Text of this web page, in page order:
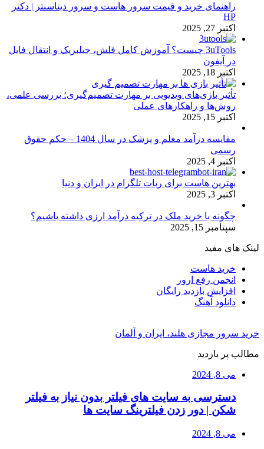
راهنمای خرید و قیمت سرور هاست و سرور دیتاسنتر | دکتر
HP
اکتبر 27, 2025
3uTools چیست؟ آموزش کامل فلش، جیلبریک و انتقال فایل
در آیفون
اکتبر 18, 2025
تأثیر بازی‌های ویدیویی بر مهارت تصمیم‌گیری؛ بررسی علمی،
روش‌ها و راهکارهای عملی
اکتبر 15, 2025
مقایسه درآمد معلم و پزشک در سال 1404 – حکم حقوق
رسمی
اکتبر 4, 2025
بهترین هاست برای ربات تلگرام در ایران و دنیا
اکتبر 3, 2025
چگونه با خرید ملک در ترکیه درآمد ارزی داشته باشیم؟
سپتامبر 15, 2025
لینک های مفید
خرید هاست
انجمن رفع ارور
افزایش بازدید رایگان
دانلود آهنگ
خرید سرور مجازی هلند، ایران و آلمان
مطالب پر بازدید
می 8, 2024
دسترسی به سایت های فیلتر بدون نیاز به فیلتر
شکن | دور زدن فیلترینگ سایت ها
می 8, 2024